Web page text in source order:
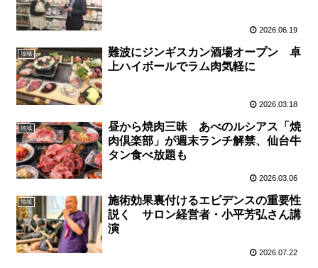
2026.06.19
地域
難波にジンギスカン酒場オープン 卓
上ハイボールでラム肉気軽に
2026.03.18
地域
昼から焼肉三昧 あべのルシアス「焼
肉倶楽部」が週末ランチ解禁、仙台牛
タン食べ放題も
2026.03.06
地域
施術効果裏付けるエビデンスの重要性
説く サロン経営者・小平芳弘さん講
演
2026.07.22